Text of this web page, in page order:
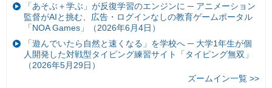
「あそぶ＋学ぶ」が反復学習のエンジンに ─ アニメーション
監督がAIと挑む、広告・ログインなしの教育ゲームポータル
「NOA Games」（2026年6月4日）
「遊んでいたら自然と速くなる」を学校へ ─ 大学1年生が個
人開発した対戦型タイピング練習サイト「タイピング無双」
（2026年5月29日）
ズームイン一覧 >>